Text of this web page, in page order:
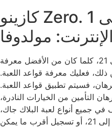
كازينو Zero. 1 المصنف الأول على
الإنترنت: مولدوفا
عادةً، كلما ابتعدت عن الوصول إلى 21، كلما كان من الأفضل معرفة
ذلك، فعليك معرفة قواعد اللعبة.
فسيتم تطبيق قواعد اللعبة.
التأمين من الخيارات النادرة،
جميع أنواع لعبة البلاك جاك،
والتي يوجد منها العديد، هو الوصول إلى 21، أو تسجيل أقرب ما يمكن